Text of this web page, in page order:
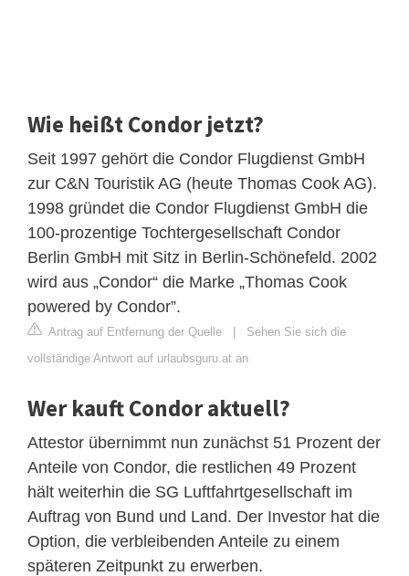
Wie heißt Condor jetzt?
Seit 1997 gehört die Condor Flugdienst GmbH
zur C&N Touristik AG (heute Thomas Cook AG).
1998 gründet die Condor Flugdienst GmbH die
100-prozentige Tochtergesellschaft Condor
Berlin GmbH mit Sitz in Berlin-Schönefeld. 2002
wird aus „Condor“ die Marke „Thomas Cook
powered by Condor”.
Antrag auf Entfernung der Quelle | Sehen Sie sich die
vollständige Antwort auf urlaubsguru.at an
Wer kauft Condor aktuell?
Attestor übernimmt nun zunächst 51 Prozent der
Anteile von Condor, die restlichen 49 Prozent
hält weiterhin die SG Luftfahrtgesellschaft im
Auftrag von Bund und Land. Der Investor hat die
Option, die verbleibenden Anteile zu einem
späteren Zeitpunkt zu erwerben.